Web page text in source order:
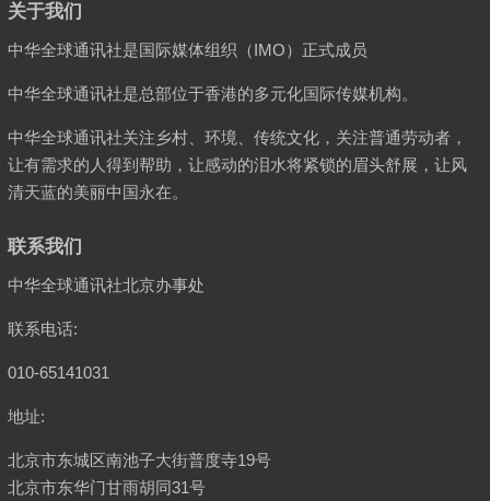
关于我们
中华全球通讯社是国际媒体组织（IMO）正式成员
中华全球通讯社是总部位于香港的多元化国际传媒机构。
中华全球通讯社关注乡村、环境、传统文化，关注普通劳动者，
让有需求的人得到帮助，让感动的泪水将紧锁的眉头舒展，让风
清天蓝的美丽中国永在。
联系我们
中华全球通讯社北京办事处
联系电话:
010-65141031
地址:
北京市东城区南池子大街普度寺19号
北京市东华门甘雨胡同31号